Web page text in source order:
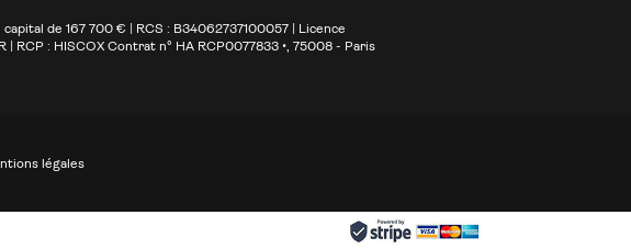
de 167 700 € | RCS : B34062737100057 | Licence
RCP : HISCOX Contrat n° HA RCP0077833 •, 75008 - Paris
légales